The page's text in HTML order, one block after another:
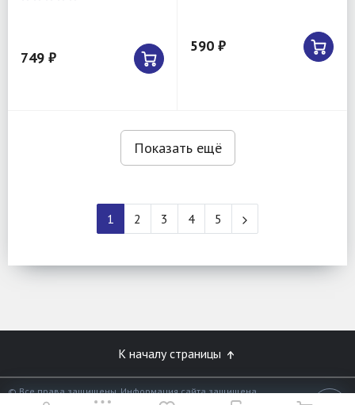
749 ₽
590 ₽
Показать ещё
1 2 3 4 5
К началу страницы
© Все права защищены. Информация сайта защищена